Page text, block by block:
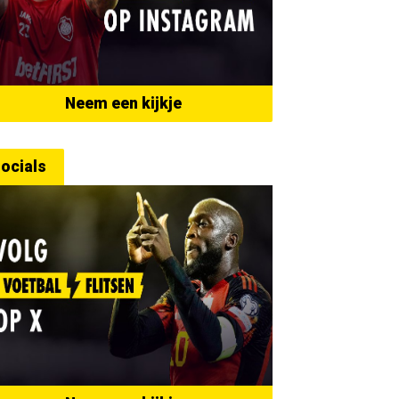
Neem een kijkje